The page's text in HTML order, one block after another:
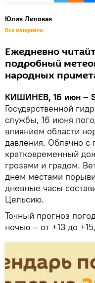
Юлия Липовая
Все материалы
Ежедневно
подробный
народных
КИШИНЕВ, 16 июн –
Государственной
службы, 16 июня
влиянием области
давления. Облачно с
кратковременный
грозами и градом.
днем местами
дневные часы
Цельсию.
Точный прогноз
ночью – от +13 до